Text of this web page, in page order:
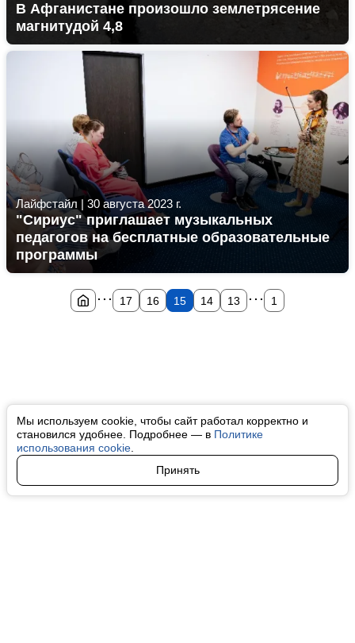
Мы используем cookie, чтобы сайт работал корректно и
становился удобнее. Подробнее — в Политике
использования cookie
Принять
В Афганистане произошло землетрясение
магнитудой 4,8
Лайфстайл | 30 августа 2023 г.
"Сириус" приглашает музыкальных
педагогов на бесплатные образовательные
программы
... 17 16 15 14 13 ... 1